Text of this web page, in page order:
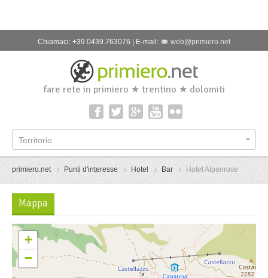
Chiamaci: +39 0439.763076 | E-mail: web@primiero.net
fare rete in primiero ★ trentino ★ dolomiti
Territorio
primiero.net Punti d'interesse Hotel Bar Hotel Alpenrose
Mappa
+
−